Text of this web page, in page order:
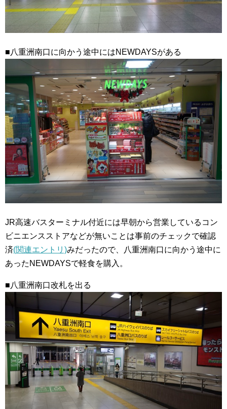
■八重洲南口に向かう途中にはNEWDAYSがある
JR高速バスターミナル付近には早朝から営業しているコン
ビニエンスストアなどが無いことは事前のチェックで確認
済(関連エントリ)みだったので、八重洲南口に向かう途中に
あったNEWDAYSで軽食を購入。
■八重洲南口改札を出る